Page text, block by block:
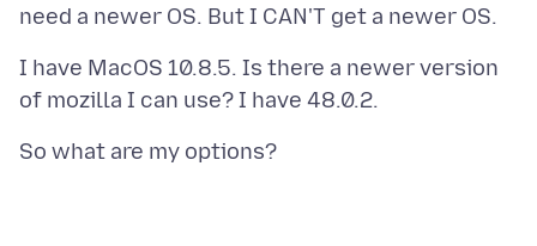
I have MacOS 10.8.5. Is there a newer version